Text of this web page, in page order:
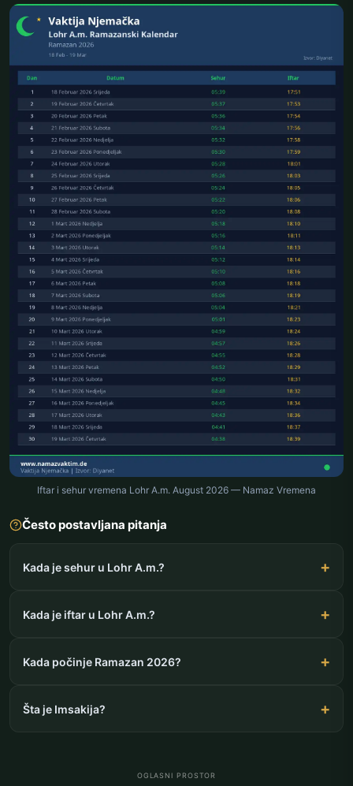
Iftar i sehur vremena Lohr A.m. August 2026 — Namaz Vremena
Često postavljana pitanja
Kada je sehur u Lohr A.m.?
Kada je iftar u Lohr A.m.?
Kada počinje Ramazan 2026?
Šta je Imsakija?
OGLASNI PROSTOR